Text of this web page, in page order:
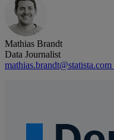
Mathias Brandt
Data Journalist
mathias.brandt@statista.com